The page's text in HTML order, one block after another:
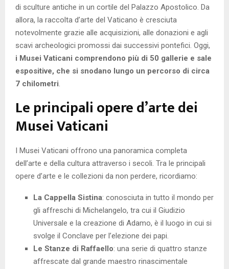
di sculture antiche in un cortile del Palazzo Apostolico. Da
allora, la raccolta d’arte del Vaticano è cresciuta
notevolmente grazie alle acquisizioni, alle donazioni e agli
scavi archeologici promossi dai successivi pontefici. Oggi,
i Musei Vaticani comprendono più di 50 gallerie e sale
espositive, che si snodano lungo un percorso di circa
7 chilometri.
Le principali opere d’arte dei
Musei Vaticani
I Musei Vaticani offrono una panoramica completa
dell’arte e della cultura attraverso i secoli. Tra le principali
opere d’arte e le collezioni da non perdere, ricordiamo:
La Cappella Sistina: conosciuta in tutto il mondo per
gli affreschi di Michelangelo, tra cui il Giudizio
Universale e la creazione di Adamo, è il luogo in cui si
svolge il Conclave per l’elezione dei papi.
Le Stanze di Raffaello: una serie di quattro stanze
affrescate dal grande maestro rinascimentale